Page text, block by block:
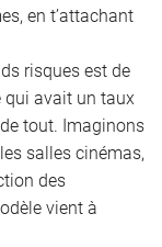
en t’attachant
risques est de
qui avait un taux
tout. Imaginons
salles cinémas,
des
vient à